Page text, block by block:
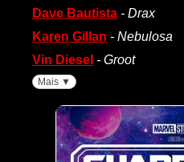
Dave Bautista - Drax
Karen Gillan - Nebulosa
Vin Diesel - Groot
Mais ▼